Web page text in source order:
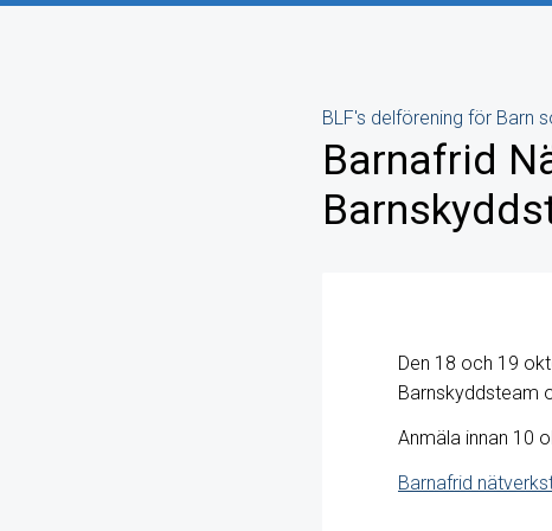
BLF's delförening för Barn
Barnafrid
Den 18 och 19
Barnskyddsteam
Anmäla innan 10
Barnafrid